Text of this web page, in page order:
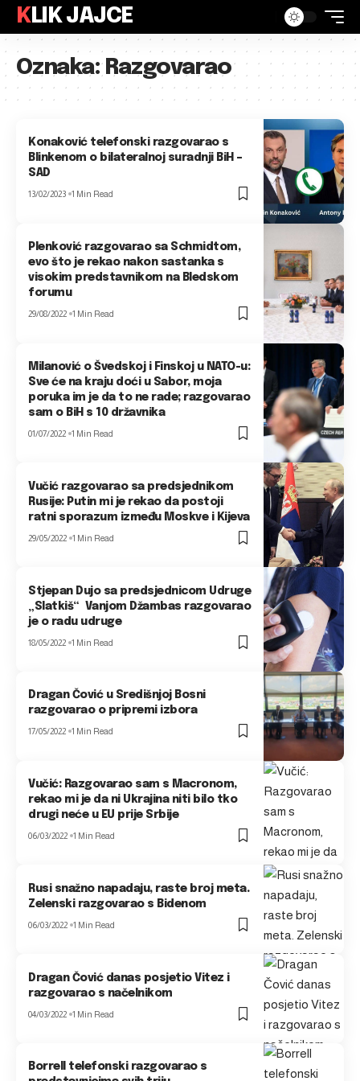
KLIK JAJCE
Oznaka:Razgovarao
Konaković telefonski razgovarao s
Blinkenom o bilateralnoj suradnji BiH –
SAD
13/02/2023 1 Min Read
Plenković razgovarao sa Schmidtom,
evo što je rekao nakon sastanka s
visokim predstavnikom na Bledskom
forumu
29/08/2022 1 Min Read
Milanović o Švedskoj i Finskoj u NATO-u:
Sve će na kraju doći u Sabor, moja
poruka im je da to ne rade; razgovarao
sam o BiH s 10 državnika
01/07/2022 1 Min Read
Vučić razgovarao sa predsjednikom
Rusije: Putin mi je rekao da postoji
ratni sporazum između Moskve i Kijeva
29/05/2022 1 Min Read
Stjepan Dujo sa predsjednicom Udruge
„Slatkiš“ Vanjom Džambas razgovarao
je o radu udruge
18/05/2022 1 Min Read
Dragan Čović u Središnjoj Bosni
razgovarao o pripremi izbora
17/05/2022 1 Min Read
Vučić: Razgovarao sam s Macronom,
rekao mi je da ni Ukrajina niti bilo tko
drugi neće u EU prije Srbije
06/03/2022 1 Min Read
Rusi snažno napadaju, raste broj meta.
Zelenski razgovarao s Bidenom
06/03/2022 1 Min Read
Dragan Čović danas posjetio Vitez i
razgovarao s načelnikom
04/03/2022 1 Min Read
Borrell telefonski razgovarao s